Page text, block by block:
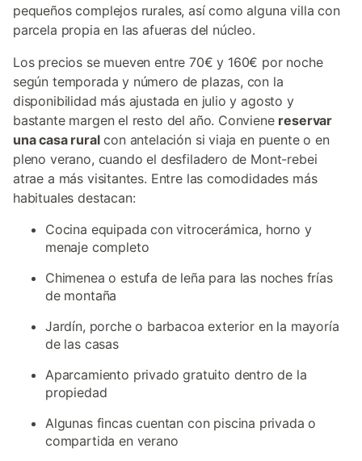
pequeños complejos rurales, así como alguna villa con
parcela propia en las afueras del núcleo.
Los precios se mueven entre 70€ y 160€ por noche
según temporada y número de plazas, con la
disponibilidad más ajustada en julio y agosto y
bastante margen el resto del año. Conviene reservar
una casa ruralcon antelación si viaja en puente o en
pleno verano, cuando el desfiladero de Mont-rebei
atrae a más visitantes. Entre las comodidades más
habituales destacan:
Cocina equipada con vitrocerámica, horno y
menaje completo
Chimenea o estufa de leña para las noches frías
de montaña
Jardín, porche o barbacoa exterior en la mayoría
de las casas
Aparcamiento privado gratuito dentro de la
propiedad
Algunas fincas cuentan con piscina privada o
compartida en verano